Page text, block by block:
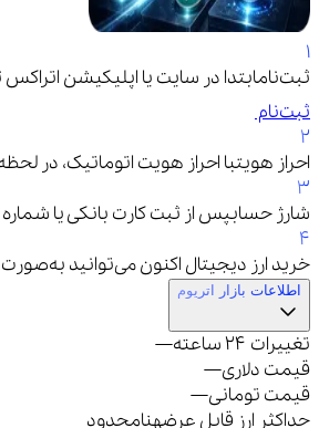
۱
ثبت‌نامابتدا در سایت یا اپلیکیشن اتراکس
ثبت‌نام
۲
احراز هویتبا احراز هویت اتوماتیک، در
۳
شارژ حسابپس از ثبت کارت بانکی یا
۴
خرید ارز دیجیتال اکنون می‌توانید
اطلاعات بازار اتریوم
تغییرات ۲۴ ساعته
—
قیمت دلاری—
قیمت تومانی—
حداکثر ارز قابل عرضهنامحدود